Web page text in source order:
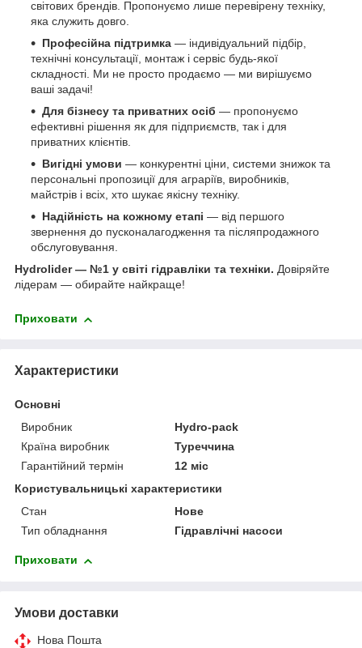
світових брендів. Пропонуємо лише перевірену техніку,
яка служить довго.
Професійна підтримка — індивідуальний підбір,
технічні консультації, монтаж і сервіс будь-якої
складності. Ми не просто продаємо — ми вирішуємо
ваші задачі!
Для бізнесу та приватних осіб — пропонуємо
ефективні рішення як для підприємств, так і для
приватних клієнтів.
Вигідні умови — конкурентні ціни, системи знижок та
персональні пропозиції для аграріїв, виробників,
майстрів і всіх, хто шукає якісну техніку.
Надійність на кожному етапі — від першого
звернення до пусконалагодження та післяпродажного
обслуговування.
Hydrolider — №1 у світі гідравліки та техніки. Довіряйте
лідерам — обирайте найкраще!
Приховати
Характеристики
Основні
Виробник
Hydro-pack
Країна виробник
Туреччина
Гарантійний термін
12 міс
Користувальницькі характеристики
Стан
Нове
Тип обладнання
Гідравлічні насоси
Приховати
Умови доставки
Нова Пошта